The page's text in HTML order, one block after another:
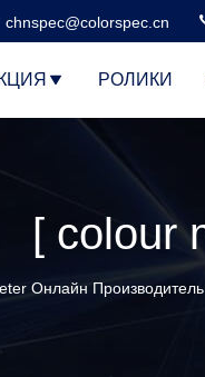
chnspec@colorspec.cn
РОЛИКИ
Онлайн Производитель